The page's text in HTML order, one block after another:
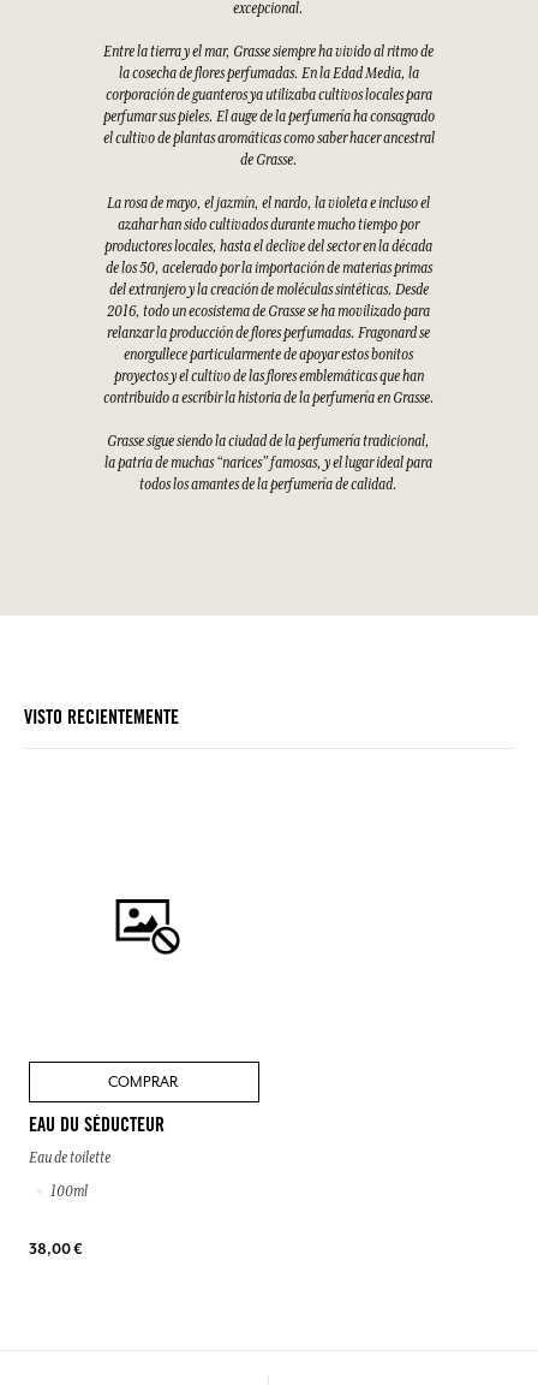
excepcional.
Entre la tierra y el mar, Grasse siempre ha vivido al ritmo de
la cosecha de flores perfumadas. En la Edad Media, la
corporación de guanteros ya utilizaba cultivos locales para
perfumar sus pieles. El auge de la perfumería ha consagrado
el cultivo de plantas aromáticas como saber hacer ancestral
de Grasse.
La rosa de mayo, el jazmín, el nardo, la violeta e incluso el
azahar han sido cultivados durante mucho tiempo por
productores locales, hasta el declive del sector en la década
de los 50, acelerado por la importación de materias primas
del extranjero y la creación de moléculas sintéticas. Desde
2016, todo un ecosistema de Grasse se ha movilizado para
relanzar la producción de flores perfumadas. Fragonard se
enorgullece particularmente de apoyar estos bonitos
proyectos y el cultivo de las flores emblemáticas que han
contribuido a escribir la historia de la perfumería en Grasse.
Grasse sigue siendo la ciudad de la perfumería tradicional,
la patria de muchas “narices” famosas, y el lugar ideal para
todos los amantes de la perfumería de calidad.
VISTO RECIENTEMENTE
COMPRAR
EAU DU SÉDUCTEUR
Eau de toilette
100ml
38,00 €